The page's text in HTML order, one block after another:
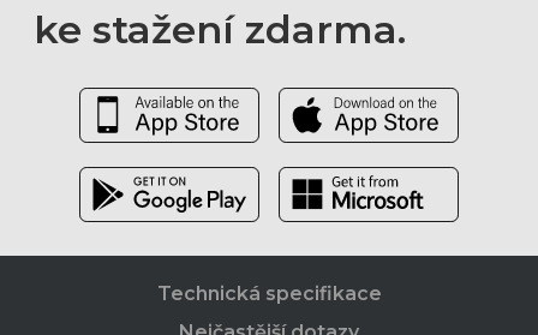
ke stažení zdarma.
Technická specifikace